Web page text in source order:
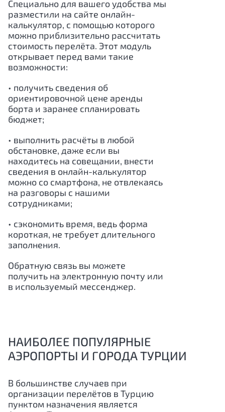
Специально для вашего удобства мы
разместили на сайте онлайн-
калькулятор, с помощью которого
можно приблизительно рассчитать
стоимость перелёта. Этот модуль
открывает перед вами такие
возможности:
• получить сведения об
ориентировочной цене аренды
борта и заранее спланировать
бюджет;
• выполнить расчёты в любой
обстановке, даже если вы
находитесь на совещании, внести
сведения в онлайн-калькулятор
можно со смартфона, не отвлекаясь
на разговоры с нашими
сотрудниками;
• сэкономить время, ведь форма
короткая, не требует длительного
заполнения.
Обратную связь вы можете
получить на электронную почту или
в используемый мессенджер.
НАИБОЛЕЕ ПОПУЛЯРНЫЕ
АЭРОПОРТЫ И ГОРОДА ТУРЦИИ
В большинстве случаев при
организации перелётов в Турцию
пунктом назначения является